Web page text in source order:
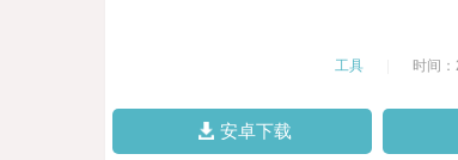
工具 时间
安卓下载